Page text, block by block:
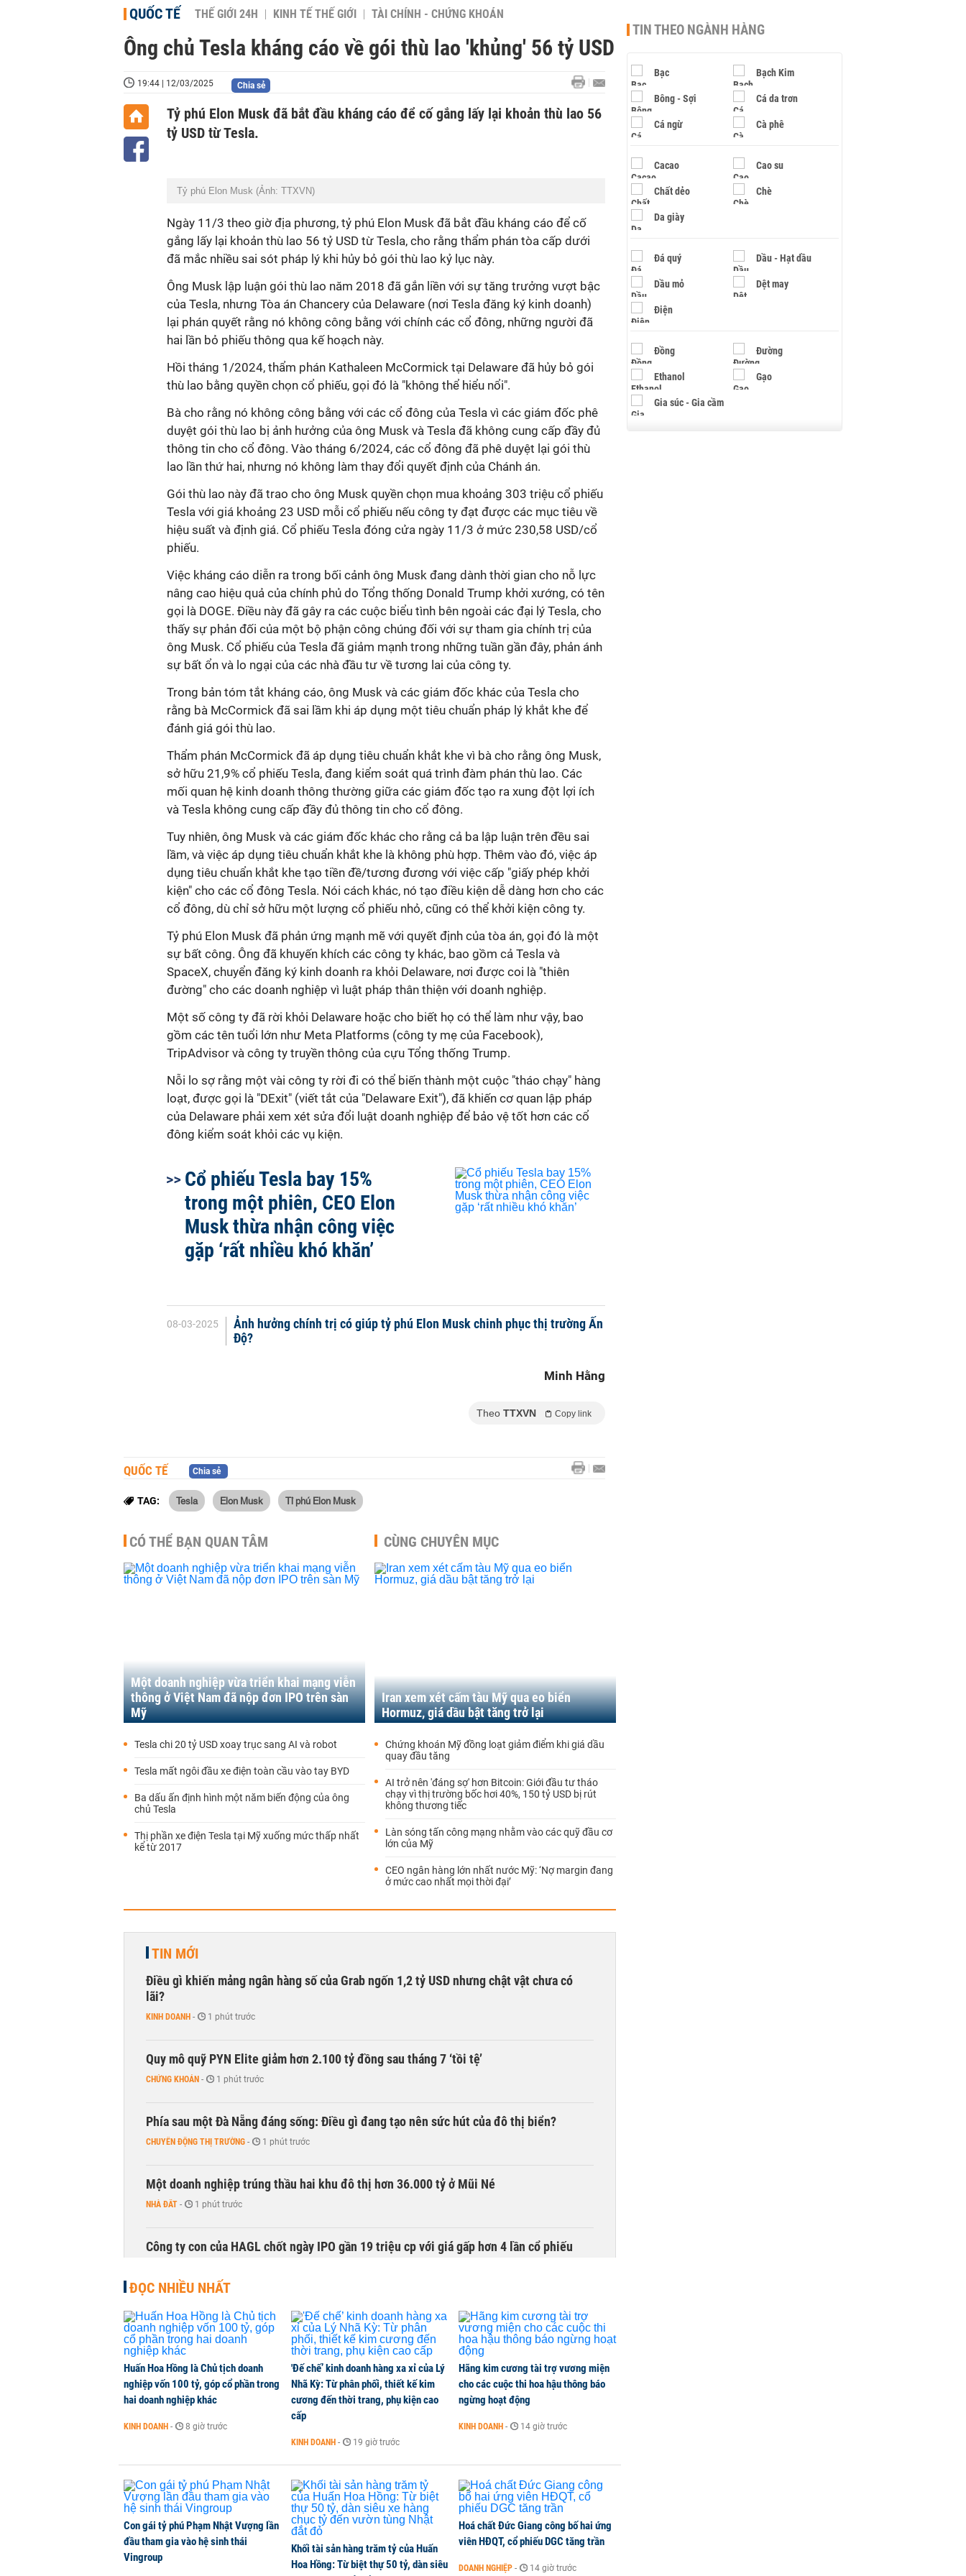
QUỐC TẾ THẾ GIỚI 24H KINH TẾ THẾ GIỚI TÀI CHÍNH - CHỨNG KHOÁN
Ông chủ Tesla kháng cáo về gói thù lao 'khủng' 56 tỷ USD
19:44 | 12/03/2025 Chia sẻ
Tỷ phú Elon Musk đã bắt đầu kháng cáo để cố gắng lấy lại khoản thù lao 56
tỷ USD từ Tesla.
Tỷ phú Elon Musk (Ảnh: TTXVN)
Ngày 11/3 theo giờ địa phương, tỷ phú Elon Musk đã bắt đầu kháng cáo để cố
gắng lấy lại khoản thù lao 56 tỷ USD từ Tesla, cho rằng thẩm phán tòa cấp dưới
đã mắc nhiều sai sót pháp lý khi hủy bỏ gói thù lao kỷ lục này.
Ông Musk lập luận gói thù lao năm 2018 đã gắn liền với sự tăng trưởng vượt bậc
của Tesla, nhưng Tòa án Chancery của Delaware (nơi Tesla đăng ký kinh doanh)
lại phán quyết rằng nó không công bằng với chính các cổ đông, những người đã
hai lần bỏ phiếu thông qua kế hoạch này.
Hồi tháng 1/2024, thẩm phán Kathaleen McCormick tại Delaware đã hủy bỏ gói
thù lao bằng quyền chọn cổ phiếu, gọi đó là "không thể hiểu nổi".
Bà cho rằng nó không công bằng với các cổ đông của Tesla vì các giám đốc phê
duyệt gói thù lao bị ảnh hưởng của ông Musk và Tesla đã không cung cấp đầy đủ
thông tin cho cổ đông. Vào tháng 6/2024, các cổ đông đã phê duyệt lại gói thù
lao lần thứ hai, nhưng nó không làm thay đổi quyết định của Chánh án.
Gói thù lao này đã trao cho ông Musk quyền chọn mua khoảng 303 triệu cổ phiếu
Tesla với giá khoảng 23 USD mỗi cổ phiếu nếu công ty đạt được các mục tiêu về
hiệu suất và định giá. Cổ phiếu Tesla đóng cửa ngày 11/3 ở mức 230,58 USD/cổ
phiếu.
Việc kháng cáo diễn ra trong bối cảnh ông Musk đang dành thời gian cho nỗ lực
nâng cao hiệu quả của chính phủ do Tổng thống Donald Trump khởi xướng, có tên
gọi là DOGE. Điều này đã gây ra các cuộc biểu tình bên ngoài các đại lý Tesla, cho
thấy sự phản đối của một bộ phận công chúng đối với sự tham gia chính trị của
ông Musk. Cổ phiếu của Tesla đã giảm mạnh trong những tuần gần đây, phản ánh
sự bất ổn và lo ngại của các nhà đầu tư về tương lai của công ty.
Trong bản tóm tắt kháng cáo, ông Musk và các giám đốc khác của Tesla cho
rằng bà McCormick đã sai lầm khi áp dụng một tiêu chuẩn pháp lý khắt khe để
đánh giá gói thù lao.
Thẩm phán McCormick đã áp dụng tiêu chuẩn khắt khe vì bà cho rằng ông Musk,
sở hữu 21,9% cổ phiếu Tesla, đang kiểm soát quá trình đàm phán thù lao. Các
mối quan hệ kinh doanh thông thường giữa các giám đốc tạo ra xung đột lợi ích
và Tesla không cung cấp đầy đủ thông tin cho cổ đông.
Tuy nhiên, ông Musk và các giám đốc khác cho rằng cả ba lập luận trên đều sai
lầm, và việc áp dụng tiêu chuẩn khắt khe là không phù hợp. Thêm vào đó, việc áp
dụng tiêu chuẩn khắt khe tạo tiền đề/tương đương với việc cấp "giấy phép khởi
kiện" cho các cổ đông Tesla. Nói cách khác, nó tạo điều kiện dễ dàng hơn cho các
cổ đông, dù chỉ sở hữu một lượng cổ phiếu nhỏ, cũng có thể khởi kiện công ty.
Tỷ phú Elon Musk đã phản ứng mạnh mẽ với quyết định của tòa án, gọi đó là một
sự bất công. Ông đã khuyến khích các công ty khác, bao gồm cả Tesla và
SpaceX, chuyển đăng ký kinh doanh ra khỏi Delaware, nơi được coi là "thiên
đường" cho các doanh nghiệp vì luật pháp thân thiện với doanh nghiệp.
Một số công ty đã rời khỏi Delaware hoặc cho biết họ có thể làm như vậy, bao
gồm các tên tuổi lớn như Meta Platforms (công ty mẹ của Facebook),
TripAdvisor và công ty truyền thông của cựu Tổng thống Trump.
Nỗi lo sợ rằng một vài công ty rời đi có thể biến thành một cuộc "tháo chạy" hàng
loạt, được gọi là "DExit" (viết tắt của "Delaware Exit"), đã khiến cơ quan lập pháp
của Delaware phải xem xét sửa đổi luật doanh nghiệp để bảo vệ tốt hơn các cổ
đông kiểm soát khỏi các vụ kiện.
Cổ phiếu Tesla bay 15%
trong một phiên, CEO Elon
Musk thừa nhận công việc
gặp ‘rất nhiều khó khăn’
08-03-2025
Ảnh hưởng chính trị có giúp tỷ phú Elon Musk chinh phục thị trường Ấn
Độ?
Minh Hằng
Theo TTXVN Copy link
QUỐC TẾ Chia sẻ
TAG: Tesla Elon Musk Tỉ phú Elon Musk
CÓ THỂ BẠN QUAN TÂM
Một doanh nghiệp vừa triển khai mạng viễn
thông ở Việt Nam đã nộp đơn IPO trên sàn
Mỹ
Tesla chi 20 tỷ USD xoay trục sang AI và robot
Tesla mất ngôi đầu xe điện toàn cầu vào tay BYD
Ba dấu ấn định hình một năm biến động của ông
chủ Tesla
Thị phần xe điện Tesla tại Mỹ xuống mức thấp nhất
kể từ 2017
CÙNG CHUYÊN MỤC
Iran xem xét cấm tàu Mỹ qua eo biển
Hormuz, giá dầu bật tăng trở lại
Chứng khoán Mỹ đồng loạt giảm điểm khi giá dầu
quay đầu tăng
AI trở nên 'đáng sợ' hơn Bitcoin: Giới đầu tư tháo
chạy vì thị trường bốc hơi 40%, 150 tỷ USD bị rút
không thương tiếc
Làn sóng tấn công mạng nhằm vào các quỹ đầu cơ
lớn của Mỹ
CEO ngân hàng lớn nhất nước Mỹ: ‘Nợ margin đang
ở mức cao nhất mọi thời đại’
TIN MỚI
Điều gì khiến mảng ngân hàng số của Grab ngốn 1,2 tỷ USD nhưng chật vật chưa có
lãi?
KINH DOANH - 1 phút trước
Quy mô quỹ PYN Elite giảm hơn 2.100 tỷ đồng sau tháng 7 ‘tồi tệ’
CHỨNG KHOÁN - 1 phút trước
Phía sau một Đà Nẵng đáng sống: Điều gì đang tạo nên sức hút của đô thị biển?
CHUYỂN ĐỘNG THỊ TRƯỜNG - 1 phút trước
Một doanh nghiệp trúng thầu hai khu đô thị hơn 36.000 tỷ ở Mũi Né
NHÀ ĐẤT - 1 phút trước
Công ty con của HAGL chốt ngày IPO gần 19 triệu cp với giá gấp hơn 4 lần cổ phiếu
CHỨNG KHOÁN - 1 phút trước
ĐỌC NHIỀU NHẤT
Huấn Hoa Hồng là Chủ tịch doanh
nghiệp vốn 100 tỷ, góp cổ phần trong
hai doanh nghiệp khác
KINH DOANH - 8 giờ trước
'Đế chế’ kinh doanh hàng xa xỉ của Lý
Nhã Kỳ: Từ phân phối, thiết kế kim
cương đến thời trang, phụ kiện cao
cấp
KINH DOANH - 19 giờ trước
Hãng kim cương tài trợ vương miện
cho các cuộc thi hoa hậu thông báo
ngừng hoạt động
KINH DOANH - 14 giờ trước
Con gái tỷ phú Phạm Nhật Vượng lần
đầu tham gia vào hệ sinh thái
Vingroup
Khối tài sản hàng trăm tỷ của Huấn
Hoa Hồng: Từ biệt thự 50 tỷ, dàn siêu
Hoá chất Đức Giang công bố hai ứng
viên HĐQT, cổ phiếu DGC tăng trần
DOANH NGHIỆP - 14 giờ trước
TIN THEO NGÀNH HÀNG
Bạc Bạch Kim
Bông - Sợi Cá da trơn
Cá ngừ Cà phê
Cacao Cao su
Chất dẻo Chè
Da giày
Đá quý Dầu - Hạt dầu
Dầu mỏ Dệt may
Điện
Đồng Đường
Ethanol Gạo
Gia súc - Gia cầm